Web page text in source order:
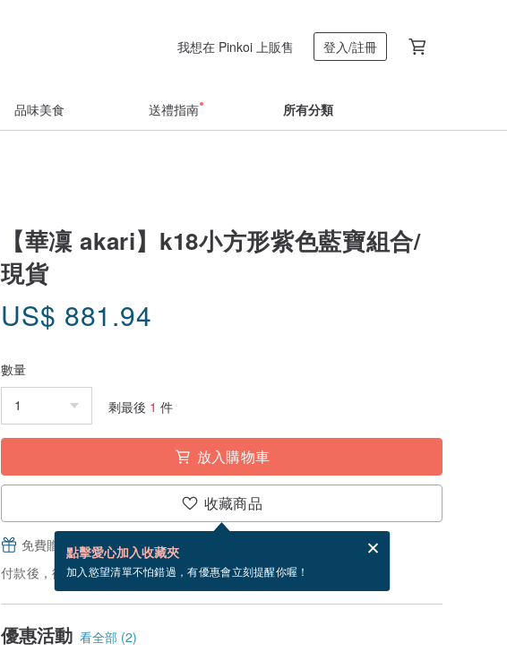
我想在 Pinkoi 上販售 登入/註冊
品味美食 送禮指南 所有分類
【華凜 akari】k18小方形紫色藍寶組合/
現貨
US$ 881.94
數量
剩最後 1 件
放入購物車
收藏商品
點擊愛心加入收藏夾
加入慾望清單不怕錯過，有優惠會立刻提醒你喔！
免費贈送電子賀卡，結帳完成後填寫
付款後，從備貨到寄出商品為 5 個工作天。（不包含假日）
優惠活動 看全部 (2)